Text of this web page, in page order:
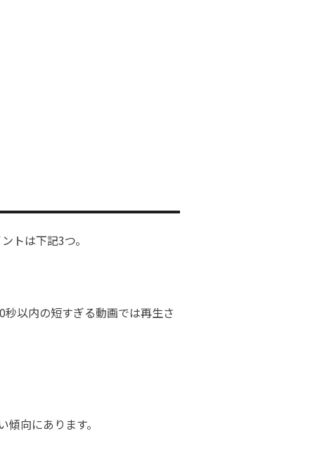
トは下記3つ。
以内の短すぎる動画では再生さ
向にあります。